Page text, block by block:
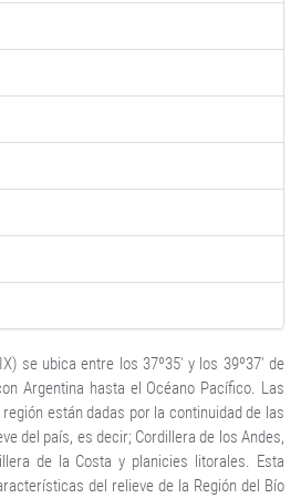
se ubica entre los 37º35' y los 39º37' de
Argentina hasta el Océano Pacífico. Las
están dadas por la continuidad de las
del país, es decir; Cordillera de los Andes,
de la Costa y planicies litorales. Esta
del relieve de la Región del Bío